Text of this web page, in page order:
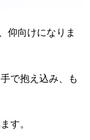
仰向けになりま
で抱え込み、も
す。